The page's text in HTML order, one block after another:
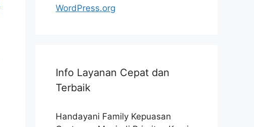
WordPress.org
Info Layanan Cepat dan
Terbaik
Handayani Family Kepuasan